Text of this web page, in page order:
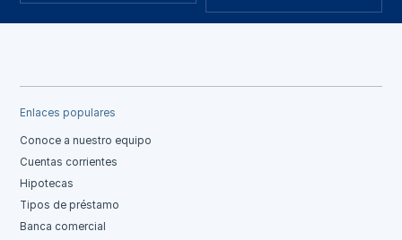
Enlaces populares
Conoce a nuestro equipo
Cuentas corrientes
Hipotecas
Tipos de préstamo
Banca comercial